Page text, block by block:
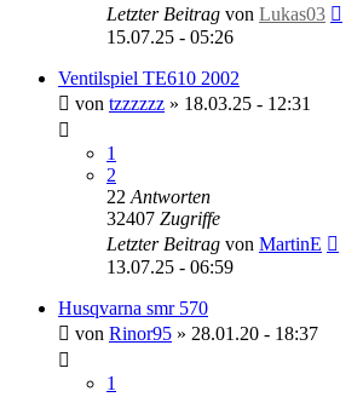
Letzter Beitrag von Lukas03
15.07.25 - 05:26
Ventilspiel TE610 2002
von tzzzzzz » 18.03.25 - 12:31
1
2
22 Antworten
32407 Zugriffe
Letzter Beitrag von MartinE
13.07.25 - 06:59
Husqvarna smr 570
von Rinor95 » 28.01.20 - 18:37
1